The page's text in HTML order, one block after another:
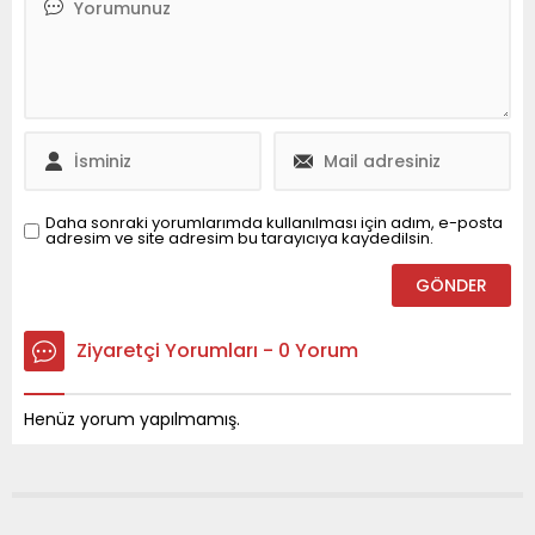
20...
Daha sonraki yorumlarımda kullanılması için adım, e-posta
adresim ve site adresim bu tarayıcıya kaydedilsin.
Ziyaretçi Yorumları - 0 Yorum
Henüz yorum yapılmamış.